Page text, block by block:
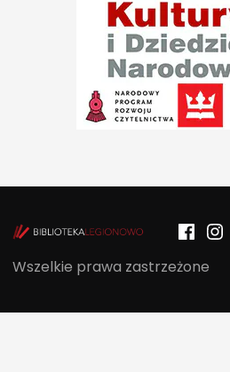
POCZYTALNIA –
Wszelkie prawa zastrzeżone